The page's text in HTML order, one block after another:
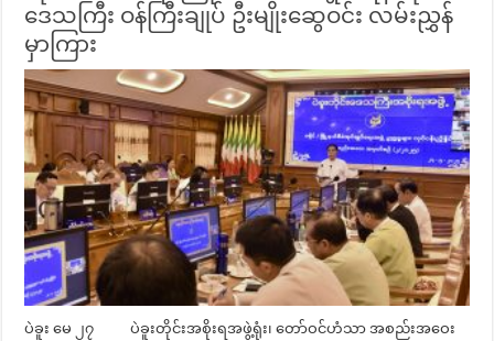
ဒေသကြီး ဝန်ကြီးချုပ် ဦးမျိုးဆွေဝင်း လမ်းညွှန်
မှာကြား
ပဲခူး မေ ၂၇ ပဲခူးတိုင်းအစိုးရအဖွဲ့ရုံး၊ တော်ဝင်ဟံသာ အစည်းအဝေး